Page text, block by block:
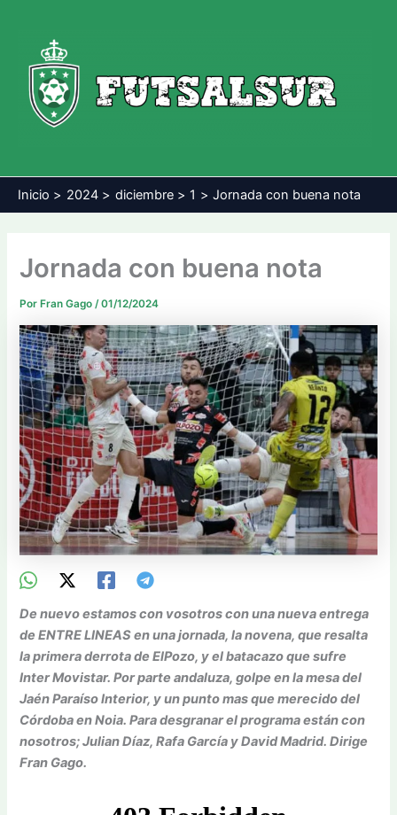
contenido
Inicio 2024 diciembre 1 Jornada con buena nota
Jornada con buena nota
PorFran Gago /01/12/2024
De nuevo estamos con vosotros con una nueva entrega
de ENTRE LINEAS en una jornada, la novena, que resalta
la primera derrota de ElPozo, y el batacazo que sufre
Inter Movistar. Por parte andaluza, golpe en la mesa del
Jaén Paraíso Interior, y un punto mas que merecido del
Córdoba en Noia. Para desgranar el programa están con
nosotros; Julian Díaz, Rafa García y David Madrid. Dirige
Fran Gago.